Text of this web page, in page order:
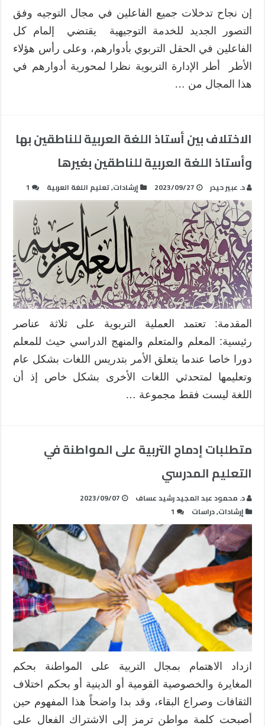
مغلقة
إن نجاح تدخلات جميع الفاعلين في مجال التوجيه وفق
التصور الجديد للخدمة التوجيهية يقتضي إلمام كل
الفاعلين في الحقل التربوي بأدوارهم، وعلى رأس هؤلاء
الأطر أطر الإدارة التربوية نظرا لمحورية أدوارهم في
هذا المجال من …
الاختلاف بين أستاذ اللغة العربية للناطقين بها
وأستاذ اللغة العربية للناطقين بغيرها
د. عبير حيدر 2023/09/27 إرشادات,تعليم اللغة العربية 1
المقدمة: تعتمد العملية التربوية على ثلاثة عناصر
رئيسية: المعلم والمتعلم والمنهج الدراسي حيث للمعلم
دورا خاصا عندما يتعلق الأمر بتدريس اللغات بشكل عام
وتعليمها لمتحدثي اللغات الأخرى بشكل خاص إذ أن
اللغة ليست فقط مجموعة …
متطلبات إدماج التربية على المواطنة في
التعليم المدرسي
د. محمود عبد المجيد رشيد عساف
2023/09/07
إرشادات,دراسات 1
ازداد الاهتمام بمجال التربية على المواطنة بحكم
المغايرة والخصوصية القومية أو الدينية أو بحكم اختلاف
الثقافات وصراع البقاء، وقد بدا واضحاً هذا المفهوم حين
أصبحت كلمة مواطن ترمز إلى الاشتراك الفعال على